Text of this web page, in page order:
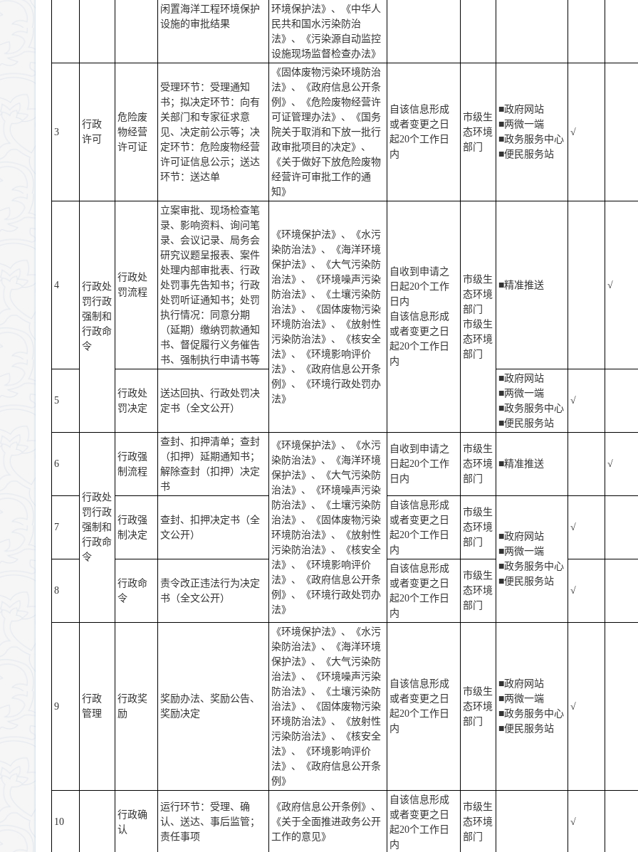
闲置海洋工程环境保护
设施的审批结果
环境保护法》、《中华人
民共和国水污染防治
法》、《污染源自动监控
设施现场监督检查办法》
3
行政
许可
危险废
物经营
许可证
受理环节：受理通知
书；拟决定环节：向有
关部门和专家征求意
见、决定前公示等；决
定环节：危险废物经营
许可证信息公示；送达
环节：送达单
《固体废物污染环境防治
法》、《政府信息公开条
例》、《危险废物经营许
可证管理办法》、《国务
院关于取消和下放一批行
政审批项目的决定》、
《关于做好下放危险废物
经营许可审批工作的通
知》
自该信息形成
或者变更之日
起20个工作日
内
市级生
态环境
部门
■政府网站
■两微一端
■政务服务中心
■便民服务站
√
4
行政处
罚行政
强制和
行政命
令
行政处
罚流程
立案审批、现场检查笔
录、影响资料、询问笔
录、会议记录、局务会
研究议题呈报表、案件
处理内部审批表、行政
处罚事先告知书；行政
处罚听证通知书；处罚
执行情况：同意分期
（延期）缴纳罚款通知
书、督促履行义务催告
书、强制执行申请书等
《环境保护法》、《水污
染防治法》、《海洋环境
保护法》、《大气污染防
治法》、《环境噪声污染
防治法》、《土壤污染防
治法》、《固体废物污染
环境防治法》、《放射性
污染防治法》、《核安全
法》、《环境影响评价
法》、《政府信息公开条
例》、《环境行政处罚办
法》
自收到申请之
日起20个工作
日内
自该信息形成
或者变更之日
起20个工作日
内
市级生
态环境
部门
市级生
态环境
部门
■精准推送 √
5
行政处
罚决定
送达回执、行政处罚决
定书（全文公开）
■政府网站
■两微一端
■政务服务中心
■便民服务站
√
6
行政处
罚行政
强制和
行政命
令
行政强
制流程
查封、扣押清单；查封
（扣押）延期通知书；
解除查封（扣押）决定
书
《环境保护法》、《水污
染防治法》、《海洋环境
保护法》、《大气污染防
治法》、《环境噪声污染
防治法》、《土壤污染防
治法》、《固体废物污染
环境防治法》、《放射性
污染防治法》、《核安全
法》、《环境影响评价
法》、《政府信息公开条
例》、《环境行政处罚办
法》
自收到申请之
日起20个工作
日内
市级生
态环境
部门
■精准推送 √
7
行政强
制决定
查封、扣押决定书（全
文公开）
自该信息形成
或者变更之日
起20个工作日
内
市级生
态环境
部门
■政府网站
■两微一端
■政务服务中心
■便民服务站
√
8
行政命
令
责令改正违法行为决定
书（全文公开）
自该信息形成
或者变更之日
起20个工作日
内
市级生
态环境
部门
√
9
行政
管理
行政奖
励
奖励办法、奖励公告、
奖励决定
《环境保护法》、《水污
染防治法》、《海洋环境
保护法》、《大气污染防
治法》、《环境噪声污染
防治法》、《土壤污染防
治法》、《固体废物污染
环境防治法》、《放射性
污染防治法》、《核安全
法》、《环境影响评价
法》、《政府信息公开条
例》
自该信息形成
或者变更之日
起20个工作日
内
市级生
态环境
部门
■政府网站
■两微一端
■政务服务中心
■便民服务站
√
10
行政确
认
运行环节：受理、确
认、送达、事后监管；
责任事项
《政府信息公开条例》、
《关于全面推进政务公开
工作的意见》
自该信息形成
或者变更之日
起20个工作日
内
市级生
态环境
部门
√